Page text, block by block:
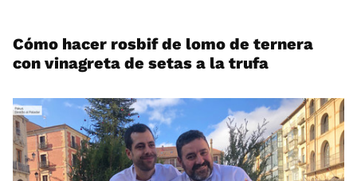
Cómo hacer rosbif de lomo de ternera
con vinagreta de setas a la trufa